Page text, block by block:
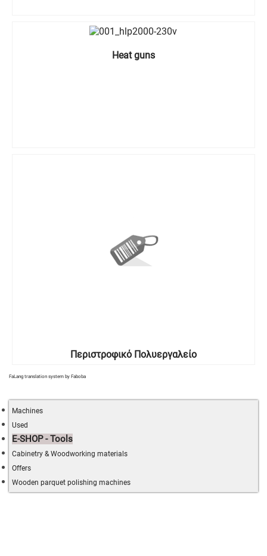
Heat guns
Περιστροφικό Πολυεργαλείο
FaLang translation system by Faboba
Machines
Used
E-SHOP - Tools
Cabinetry & Woodworking materials
Offers
Wooden parquet polishing machines